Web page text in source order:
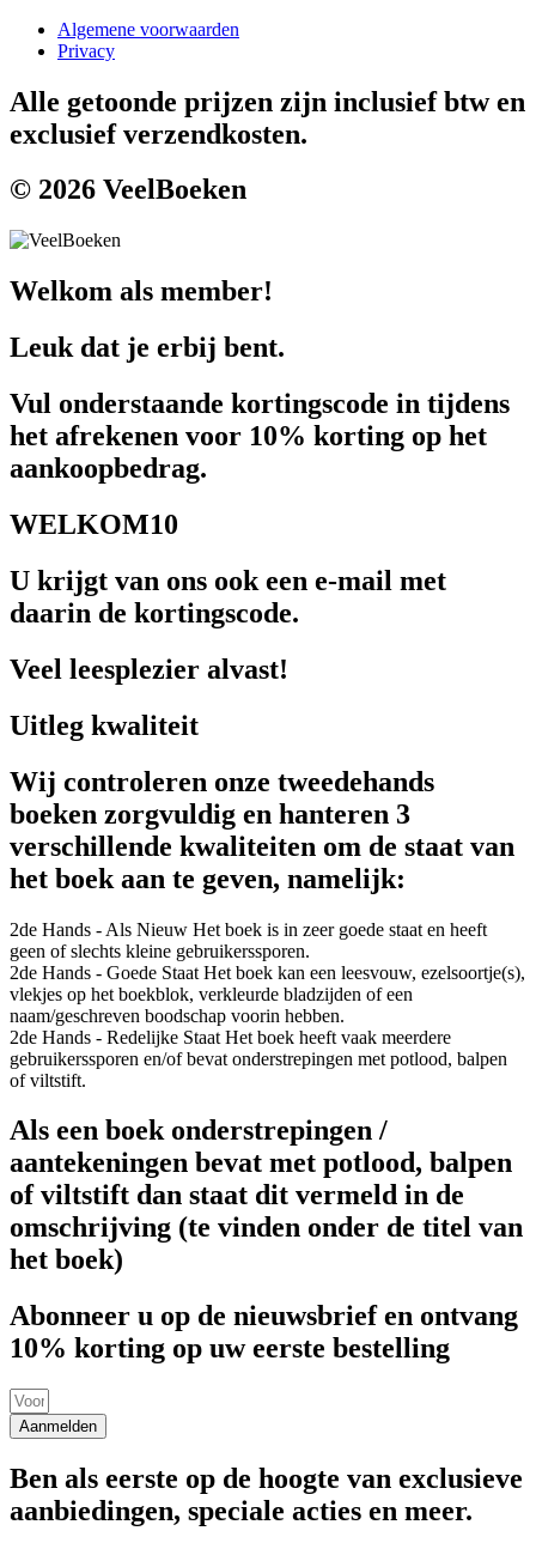
Algemene voorwaarden
Privacy
Alle getoonde prijzen zijn inclusief btw en
exclusief verzendkosten.
© 2026 VeelBoeken
Welkom als member!
Leuk dat je erbij bent.
Vul onderstaande kortingscode in tijdens
het afrekenen voor 10% korting op het
aankoopbedrag.
WELKOM10
U krijgt van ons ook een e-mail met
daarin de kortingscode.
Veel leesplezier alvast!
Uitleg kwaliteit
Wij controleren onze tweedehands
boeken zorgvuldig en hanteren 3
verschillende kwaliteiten om de staat van
het boek aan te geven, namelijk:
2de Hands - Als Nieuw Het boek is in zeer goede staat en heeft
geen of slechts kleine gebruikerssporen.
2de Hands - Goede Staat Het boek kan een leesvouw, ezelsoortje(s),
vlekjes op het boekblok, verkleurde bladzijden of een
naam/geschreven boodschap voorin hebben.
2de Hands - Redelijke Staat Het boek heeft vaak meerdere
gebruikerssporen en/of bevat onderstrepingen met potlood, balpen
of viltstift.
Als een boek onderstrepingen /
aantekeningen bevat met potlood, balpen
of viltstift dan staat dit vermeld in de
omschrijving (te vinden onder de titel van
het boek)
Abonneer u op de nieuwsbrief en ontvang
10% korting op uw eerste bestelling
Aanmelden
Ben als eerste op de hoogte van exclusieve
aanbiedingen, speciale acties en meer.